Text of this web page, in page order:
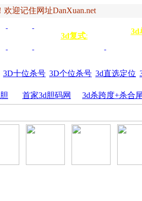
迎记住网址DanXuan.net
3d复式:
3d
3D十位杀号 3D个位杀号 3d直选定位
首家3d胆码网 3d杀跨度+杀合